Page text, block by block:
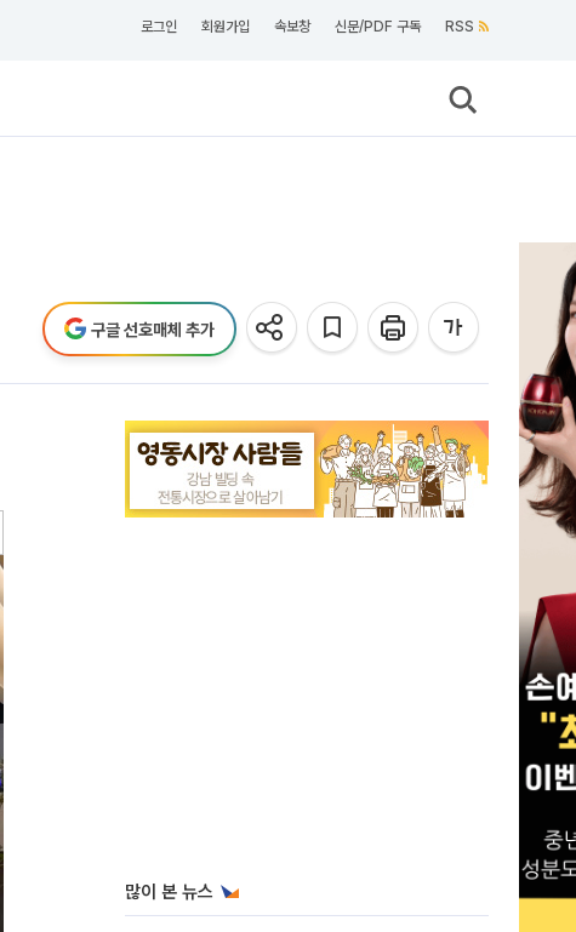
로그인 회원가입 속보창 신문/PDF 구독 RSS
구글 선호매체 추가
많이 본 뉴스